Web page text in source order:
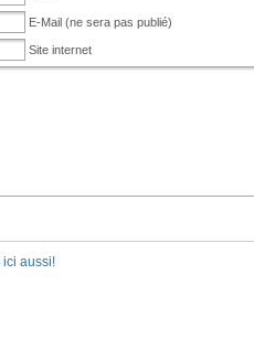
E-Mail (ne sera pas publié)
Site internet
ici aussi!